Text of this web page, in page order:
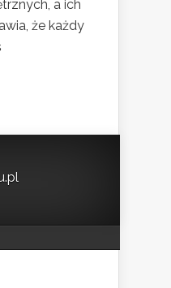
a ich
że każdy